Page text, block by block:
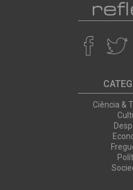
Ciência &